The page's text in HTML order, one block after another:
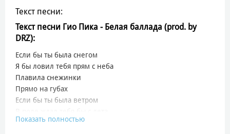
Текст песни:
Текст песни Гио Пика - Белая баллада (prod. by
DRZ):
Если бы ты была снегом
Я бы ловил тебя прям с неба
Плавила снежинки
Прямо на губах
Если бы ты была ветром
Шум по сей день в ушах
Показать полностью